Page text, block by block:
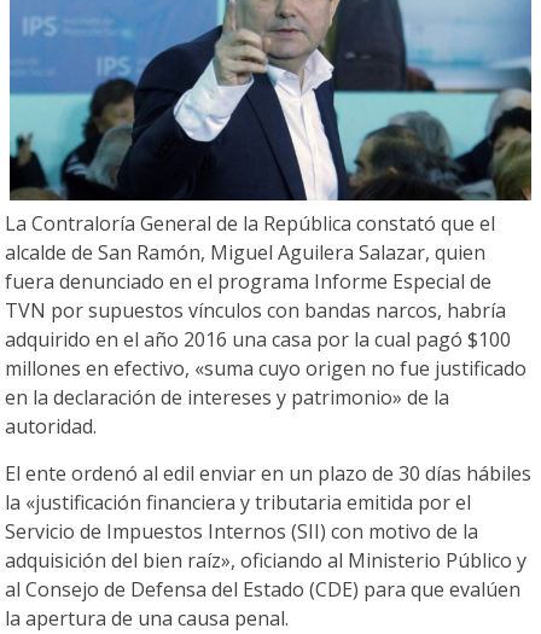
La Contraloría General de la República constató que el
alcalde de San Ramón, Miguel Aguilera Salazar, quien
fuera denunciado en el programa Informe Especial de
TVN por supuestos vínculos con bandas narcos, habría
adquirido en el año 2016 una casa por la cual pagó $100
millones en efectivo, «suma cuyo origen no fue justificado
en la declaración de intereses y patrimonio» de la
autoridad.
El ente ordenó al edil enviar en un plazo de 30 días hábiles
la «justificación financiera y tributaria emitida por el
Servicio de Impuestos Internos (SII) con motivo de la
adquisición del bien raíz», oficiando al Ministerio Público y
al Consejo de Defensa del Estado (CDE) para que evalúen
la apertura de una causa penal.